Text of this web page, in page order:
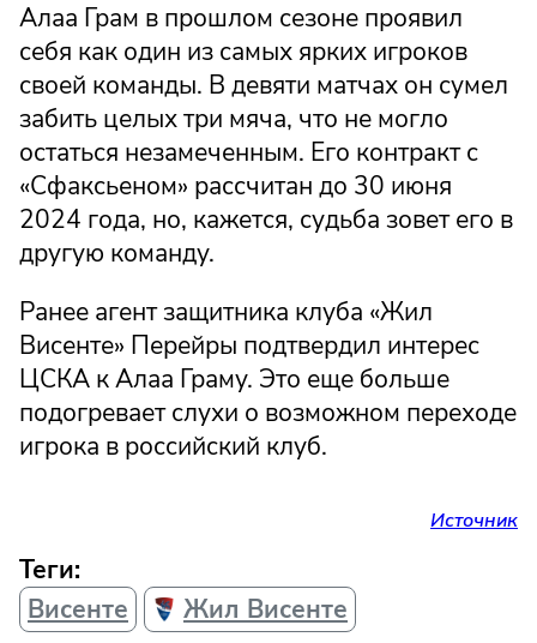
Алаа Грам в прошлом сезоне проявил
себя как один из самых ярких игроков
своей команды. В девяти матчах он сумел
забить целых три мяча, что не могло
остаться незамеченным. Его контракт с
«Сфаксьеном» рассчитан до 30 июня
2024 года, но, кажется, судьба зовет его в
другую команду.
Ранее агент защитника клуба «Жил
Висенте» Перейры подтвердил интерес
ЦСКА к Алаа Граму. Это еще больше
подогревает слухи о возможном переходе
игрока в российский клуб.
Источник
Теги:
Висенте
Жил Висенте